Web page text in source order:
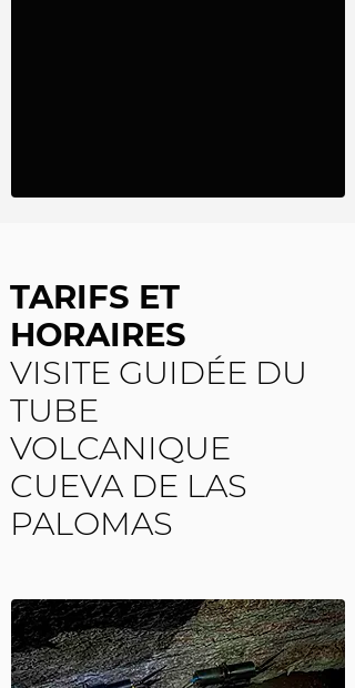
TARIFS ET
HORAIRES
VISITE GUIDÉE DU
TUBE
VOLCANIQUE
CUEVA DE LAS
PALOMAS